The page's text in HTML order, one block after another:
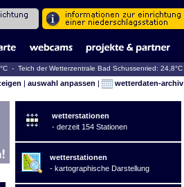
- Teich der Wetterzentrale Bad Schussenried: 24,8°C
| auswahl anpassen | wetterdaten-archiv
wetterstationen
- derzeit 154 Stationen
wetterstationen
- kartographische Darstellung